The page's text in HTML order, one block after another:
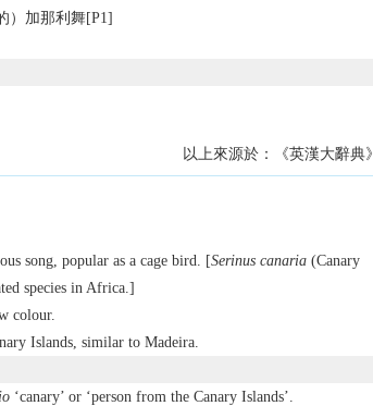
）加那利舞[P1]
以上來源於：《英漢大辭典》
song, popular as a cage bird. [Serinus canaria(Canary
species in Africa.]
colour.
Islands, similar to Madeira.
‘canary’ or ‘person from the Canary Islands’.